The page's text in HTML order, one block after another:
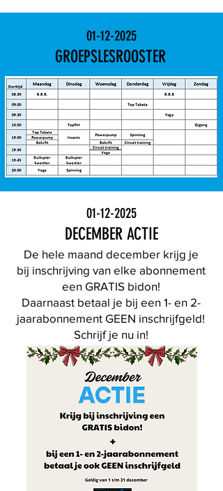
01-12-2025
GROEPSLESROOSTER
01-12-2025
DECEMBER ACTIE
De hele maand december krijg je
bij inschrijving van elke abonnement
een GRATIS bidon!
Daarnaast betaal je bij een 1- en 2-
jaarabonnement GEEN inschrijfgeld!
Schrijf je nu in!